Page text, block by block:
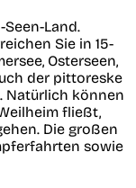
Land.
Sie in 15-
Osterseen,
der pittoreske
Natürlich können
fließt,
Die großen
sowie